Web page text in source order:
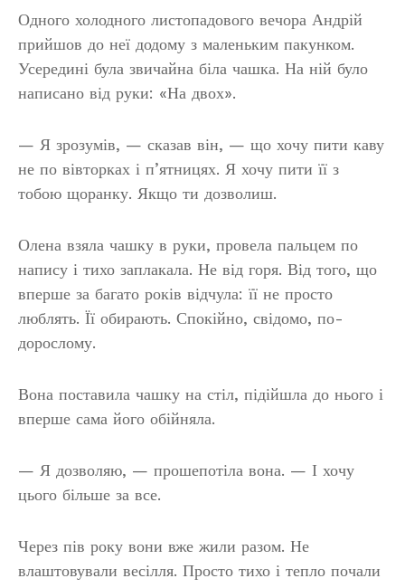
Одного холодного листопадового вечора Андрій
прийшов до неї додому з маленьким пакунком.
Усередині була звичайна біла чашка. На ній було
написано від руки: «На двох».
— Я зрозумів, — сказав він, — що хочу пити каву
не по вівторках і п’ятницях. Я хочу пити її з
тобою щоранку. Якщо ти дозволиш.
Олена взяла чашку в руки, провела пальцем по
напису і тихо заплакала. Не від горя. Від того, що
вперше за багато років відчула: її не просто
люблять. Її обирають. Спокійно, свідомо, по-
дорослому.
Вона поставила чашку на стіл, підійшла до нього і
вперше сама його обійняла.
— Я дозволяю, — прошепотіла вона. — І хочу
цього більше за все.
Через пів року вони вже жили разом. Не
влаштовували весілля. Просто тихо і тепло почали